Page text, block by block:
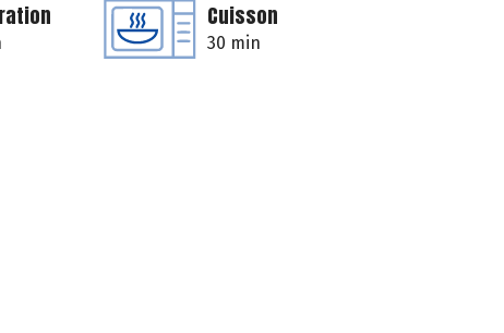
Cuisson
30 min